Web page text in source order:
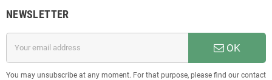
NEWSLETTER
OK
You may unsubscribe at any moment. For that purpose, please find our contact